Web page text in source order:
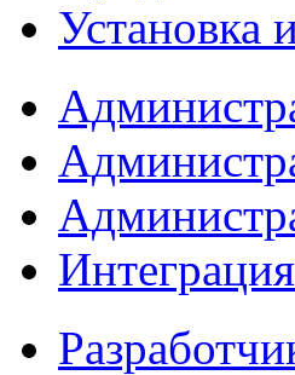
Установка